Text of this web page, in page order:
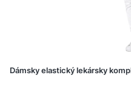
Dámsky elastický lekársky